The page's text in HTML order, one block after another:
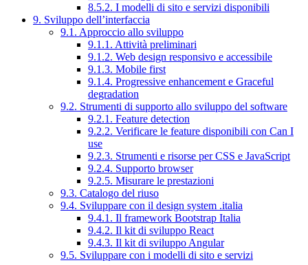
8.5.2. I modelli di sito e servizi disponibili
9. Sviluppo dell’interfaccia
9.1. Approccio allo sviluppo
9.1.1. Attività preliminari
9.1.2. Web design responsivo e accessibile
9.1.3. Mobile first
9.1.4. Progressive enhancement e Graceful
degradation
9.2. Strumenti di supporto allo sviluppo del software
9.2.1. Feature detection
9.2.2. Verificare le feature disponibili con Can I
use
9.2.3. Strumenti e risorse per CSS e JavaScript
9.2.4. Supporto browser
9.2.5. Misurare le prestazioni
9.3. Catalogo del riuso
9.4. Sviluppare con il design system .italia
9.4.1. Il framework Bootstrap Italia
9.4.2. Il kit di sviluppo React
9.4.3. Il kit di sviluppo Angular
9.5. Sviluppare con i modelli di sito e servizi